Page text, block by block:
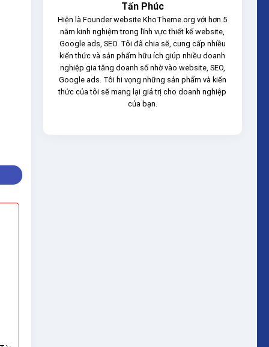
Tấn Phúc
Hiện là Founder website KhoTheme.org với hơn 5
năm kinh nghiệm trong lĩnh vực thiết kế website,
Google ads, SEO. Tôi đã chia sẽ, cung cấp nhiều
kiến thức và sản phẩm hữu ích giúp nhiều doanh
nghiệp gia tăng doanh số nhờ vào website, SEO,
Google ads. Tôi hi vọng những sản phẩm và kiến
thức của tôi sẽ mang lại giá trị cho doanh nghiệp
của bạn.